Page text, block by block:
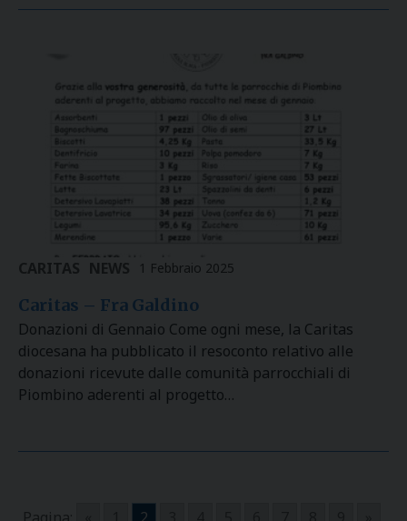
CARITAS NEWS 1 Febbraio 2025
Caritas – Fra Galdino
Donazioni di Gennaio Come ogni mese, la Caritas
diocesana ha pubblicato il resoconto relativo alle
donazioni ricevute dalle comunità parrocchiali di
Piombino aderenti al progetto…